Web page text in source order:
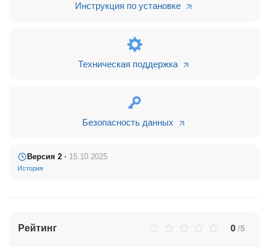
Инструкция по установке
Техническая поддержка
Безопасность данных
Версия 2 · 15.10.2025
История
Рейтинг 0 /5